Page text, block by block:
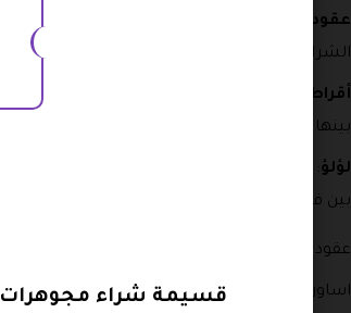
عقود
: يمكنكم الحصول على أي من العقود
الشراء لاى من خيارات الانواع التى تتوفر به من عيار 21 او 24 وكذلك الشركات المتميزة.
أقراط
: قسم مميزة تشكيلة رائعة ومتنوعة من
بينها والاستفادة من نسبة خصم كود خصم
لؤلؤ: قسم مميز ورائع من اللؤلؤ الطبيعي
بين فئات المنتجات التى تتوفر من خلال القسم والتي
عقود لؤلؤ.
اساور لؤلؤ. قسيمة شراء مجوهرات